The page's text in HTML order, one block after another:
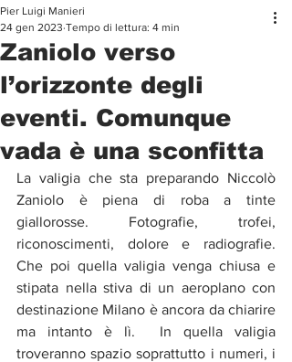
Zaniolo verso
l’orizzonte degli
eventi. Comunque
vada è una sconfitta
Pier Luigi Manieri
24 gen 2023 Tempo di lettura: 4 min
La valigia che sta preparando Niccolò
Zaniolo è piena di roba a tinte
giallorosse. Fotografie, trofei,
riconoscimenti, dolore e radiografie.
Che poi quella valigia venga chiusa e
stipata nella stiva di un aeroplano con
destinazione Milano è ancora da chiarire
ma intanto è lì.  In quella valigia
troveranno spazio soprattutto i numeri, i